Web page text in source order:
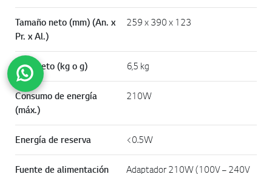
Tamaño neto (mm) (An. x
Pr. x Al.)
259 x 390 x 123
Peso neto (kg o g) 6,5 kg
Consumo de energía
(máx.)
210W
Energía de reserva <0.5W
Fuente de alimentación Adaptador 210W (100V – 240V